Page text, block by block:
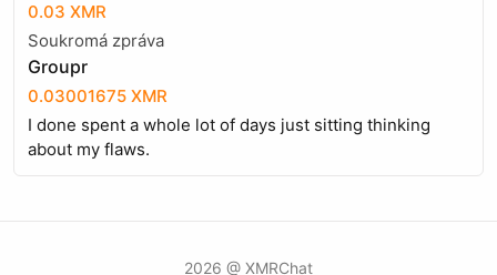
0.03 XMR
Soukromá zpráva
Groupr
0.03001675 XMR
I done spent a whole lot of days just sitting thinking
about my flaws.
2026 @ XMRChat